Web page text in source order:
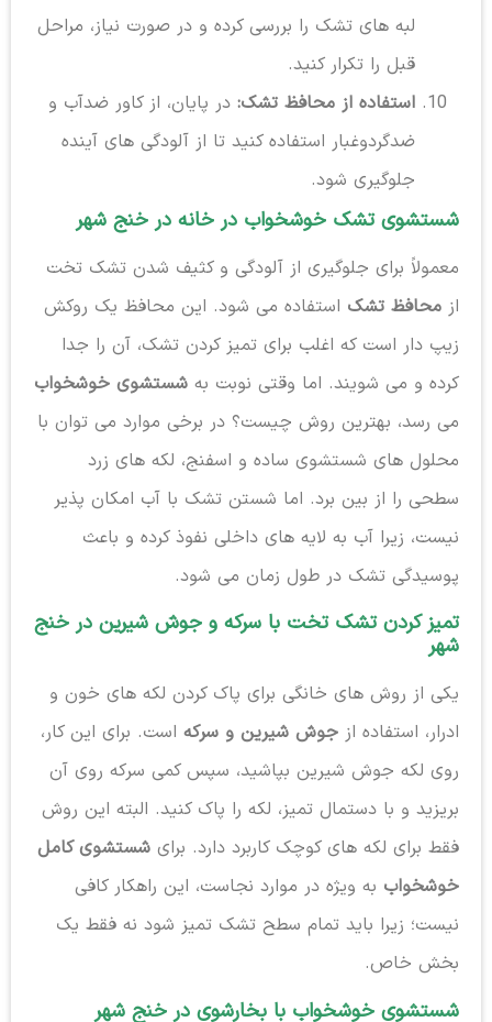
لبه های تشک را بررسی کرده و در صورت نیاز، مراحل
قبل را تکرار کنید.
استفاده از محافظ تشک:در پایان، از کاور ضدآب و
ضدگردوغبار استفاده کنید تا از آلودگی های آینده
جلوگیری شود.
شستشوی تشک خوشخواب در خانه در خنج شهر
معمولاً برای جلوگیری از آلودگی و کثیف شدن تشک تخت
از محافظ تشکاستفاده می شود. این محافظ یک روکش
زیپ دار است که اغلب برای تمیز کردن تشک، آن را جدا
کرده و می شویند. اما وقتی نوبت به شستشوی خوشخواب
می رسد، بهترین روش چیست؟ در برخی موارد می توان با
محلول های شستشوی ساده و اسفنج، لکه های زرد
سطحی را از بین برد. اما شستن تشک با آب امکان پذیر
نیست، زیرا آب به لایه های داخلی نفوذ کرده و باعث
پوسیدگی تشک در طول زمان می شود.
تمیز کردن تشک تخت با سرکه و جوش شیرین در خنج
شهر
یکی از روش های خانگی برای پاک کردن لکه های خون و
ادرار، استفاده از جوش شیرین و سرکهاست. برای این کار،
روی لکه جوش شیرین بپاشید، سپس کمی سرکه روی آن
بریزید و با دستمال تمیز، لکه را پاک کنید. البته این روش
فقط برای لکه های کوچک کاربرد دارد. برای شستشوی کامل
خوشخواببه ویژه در موارد نجاست، این راهکار کافی
نیست؛ زیرا باید تمام سطح تشک تمیز شود نه فقط یک
بخش خاص.
شستشوی خوشخواب با بخارشوی در خنج شهر